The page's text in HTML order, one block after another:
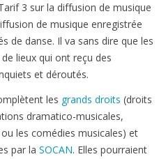
3 sur la diffusion de musique
de musique enregistrée
de danse. Il va sans dire que les
lieux qui ont reçu des
et déroutés.
les grands droits (droits
dramatico-musicales,
les comédies musicales) et
par la SOCAN. Elles pourraient